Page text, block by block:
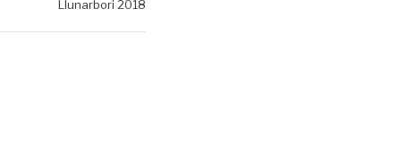
Llunarbori 2018